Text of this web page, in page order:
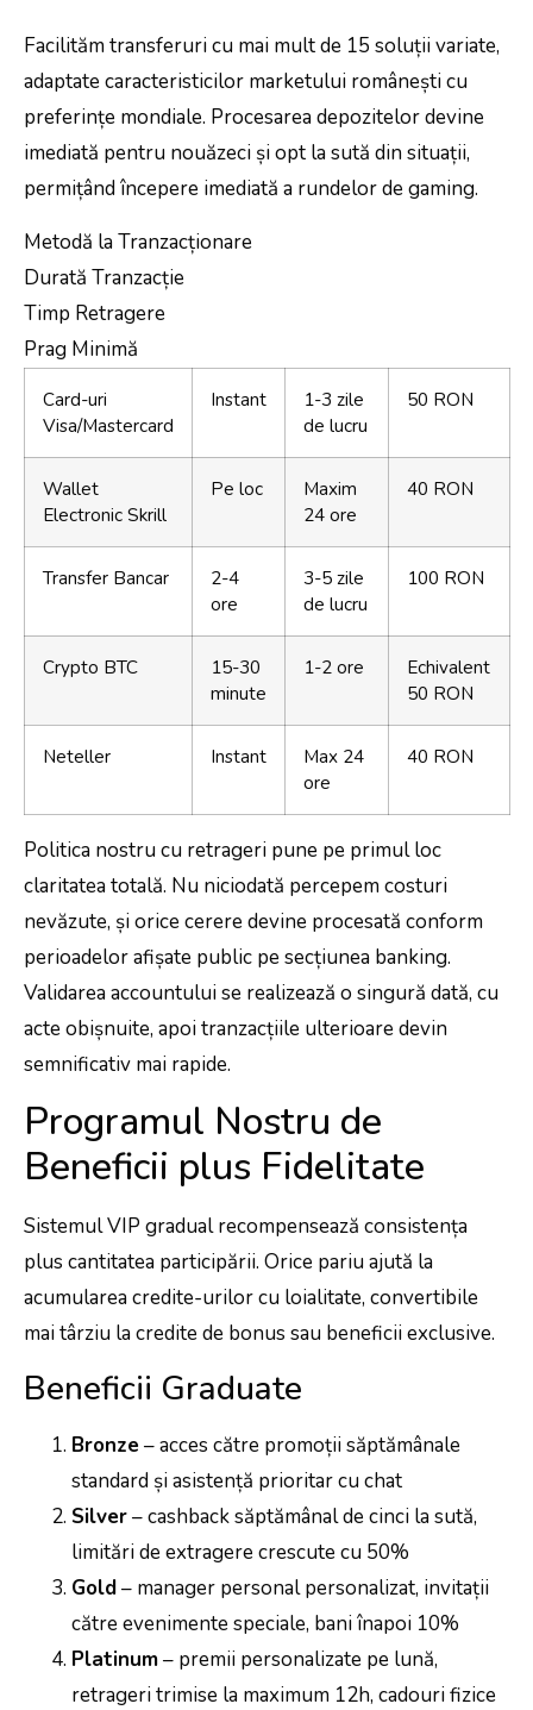
Facilităm transferuri cu mai mult de 15 soluții variate,
adaptate caracteristicilor marketului românești cu
preferințe mondiale. Procesarea depozitelor devine
imediată pentru nouăzeci și opt la sută din situații,
permițând începere imediată a rundelor de gaming.
Metodă la Tranzacționare
Durată Tranzacție
Timp Retragere
Prag Minimă
Card-uri
Visa/Mastercard
Instant
1-3 zile
de lucru
50 RON
Wallet
Electronic Skrill
Pe loc
Maxim
24 ore
40 RON
Transfer Bancar
2-4
ore
3-5 zile
de lucru
100 RON
Crypto BTC
15-30
minute
1-2 ore
Echivalent
50 RON
Neteller Instant
Max 24
ore
40 RON
Politica nostru cu retrageri pune pe primul loc
claritatea totală. Nu niciodată percepem costuri
nevăzute, și orice cerere devine procesată conform
perioadelor afișate public pe secțiunea banking.
Validarea accountului se realizează o singură dată, cu
acte obișnuite, apoi tranzacțiile ulterioare devin
semnificativ mai rapide.
Programul Nostru de
Beneficii plus Fidelitate
Sistemul VIP gradual recompensează consistența
plus cantitatea participării. Orice pariu ajută la
acumularea credite-urilor cu loialitate, convertibile
mai târziu la credite de bonus sau beneficii exclusive.
Beneficii Graduate
Bronze – acces către promoții săptămânale
standard și asistență prioritar cu chat
Silver– cashback săptămânal de cinci la sută,
limitări de extragere crescute cu 50%
Gold– manager personal personalizat, invitații
către evenimente speciale, bani înapoi 10%
Platinum– premii personalizate pe lună,
retrageri trimise la maximum 12h, cadouri fizice